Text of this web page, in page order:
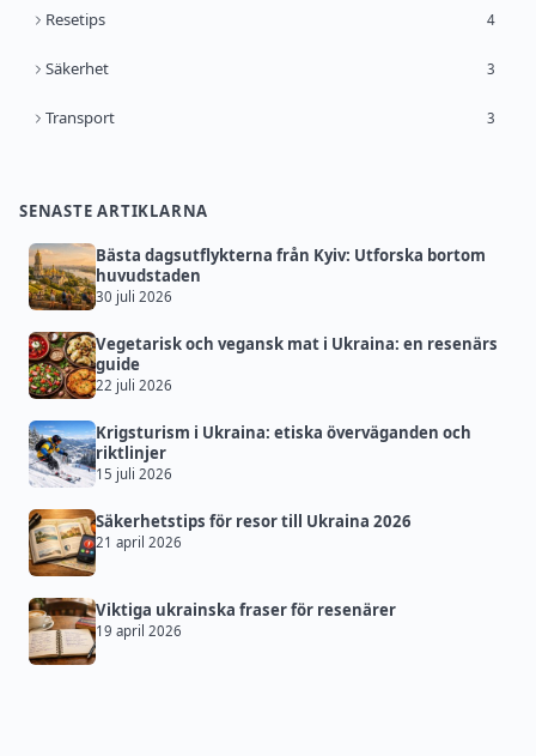
Resetips 4
Säkerhet 3
Transport 3
SENASTE ARTIKLARNA
Bästa dagsutflykterna från Kyiv: Utforska bortom
huvudstaden
30 juli 2026
Vegetarisk och vegansk mat i Ukraina: en resenärs
guide
22 juli 2026
Krigsturism i Ukraina: etiska överväganden och
riktlinjer
15 juli 2026
Säkerhetstips för resor till Ukraina 2026
21 april 2026
Viktiga ukrainska fraser för resenärer
19 april 2026